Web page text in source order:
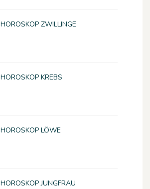
HOROSKOP ZWILLINGE
HOROSKOP KREBS
HOROSKOP LÖWE
HOROSKOP JUNGFRAU